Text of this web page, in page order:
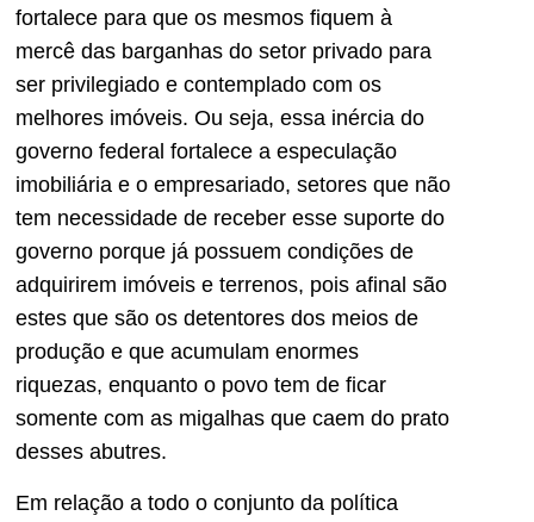
fortalece para que os mesmos fiquem à
mercê das barganhas do setor privado para
ser privilegiado e contemplado com os
melhores imóveis. Ou seja, essa inércia do
governo federal fortalece a especulação
imobiliária e o empresariado, setores que não
tem necessidade de receber esse suporte do
governo porque já possuem condições de
adquirirem imóveis e terrenos, pois afinal são
estes que são os detentores dos meios de
produção e que acumulam enormes
riquezas, enquanto o povo tem de ficar
somente com as migalhas que caem do prato
desses abutres.
Em relação a todo o conjunto da política